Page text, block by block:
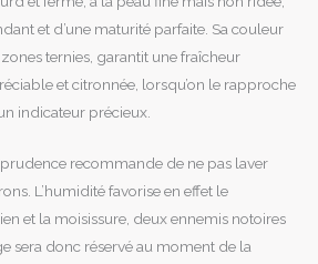
et d’une maturité parfaite. Sa couleur
ternies, garantit une fraîcheur
et citronnée, lorsqu’on le rapproche
indicateur précieux.
recommande de ne pas laver
L’humidité favorise en effet le
et la moisissure, deux ennemis notoires
sera donc réservé au moment de la